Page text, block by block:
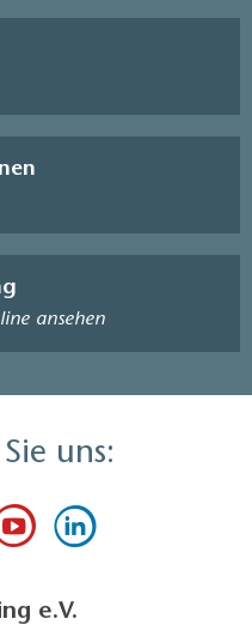
ansehen
uns:
e.V.